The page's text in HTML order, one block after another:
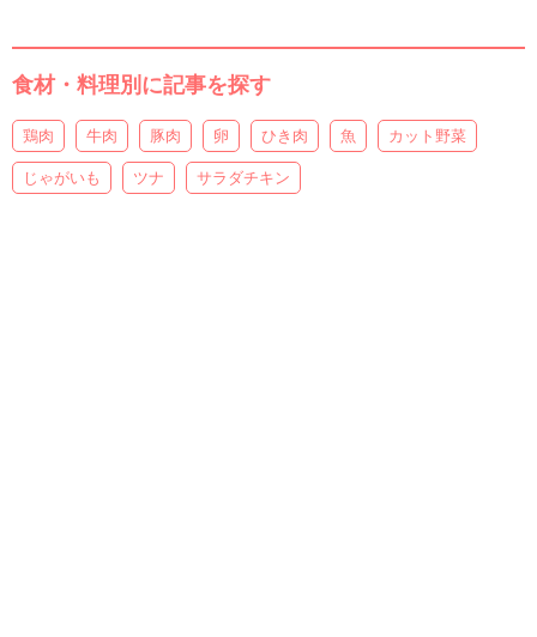
食材・料理別に記事を探す
鶏肉 牛肉 豚肉 卵 ひき肉 魚 カット野菜
じゃがいも ツナ サラダチキン